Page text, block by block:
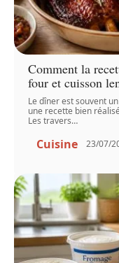
Comment la
four et cuisson
Le dîner est souvent
une recette bien
Les travers…
Cuisine 23/07/